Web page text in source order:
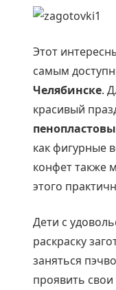
Этот
самым
Челябинске.
красивый
как фигурные
конфет также
этого
Дети с
раскраску
заняться
проявить свои